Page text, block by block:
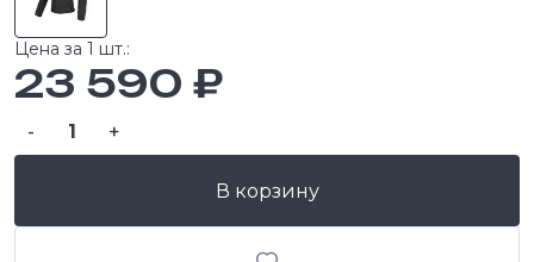
Цена за 1 шт.:
23 590 ₽
- +
В корзину